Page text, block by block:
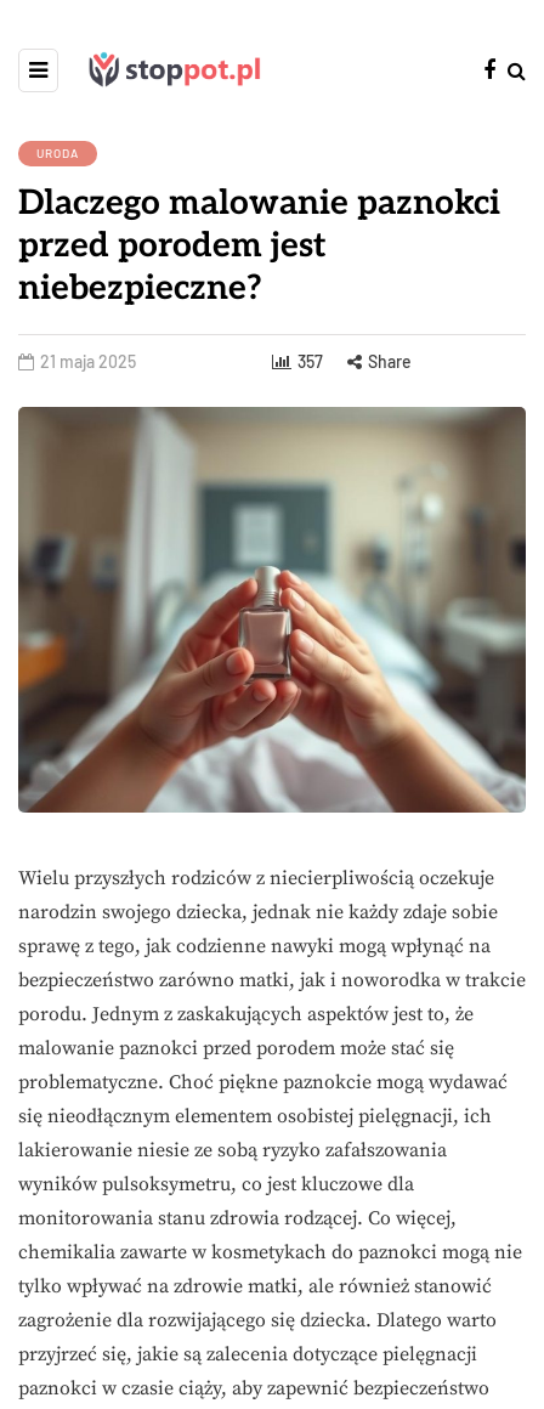
URODA
Dlaczego malowanie paznokci
przed porodem jest
niebezpieczne?
21 maja 2025 357 Share
Wielu przyszłych rodziców z niecierpliwością oczekuje
narodzin swojego dziecka, jednak nie każdy zdaje sobie
sprawę z tego, jak codzienne nawyki mogą wpłynąć na
bezpieczeństwo zarówno matki, jak i noworodka w trakcie
porodu. Jednym z zaskakujących aspektów jest to, że
malowanie paznokci przed porodem może stać się
problematyczne. Choć piękne paznokcie mogą wydawać
się nieodłącznym elementem osobistej pielęgnacji, ich
lakierowanie niesie ze sobą ryzyko zafałszowania
wyników pulsoksymetru, co jest kluczowe dla
monitorowania stanu zdrowia rodzącej. Co więcej,
chemikalia zawarte w kosmetykach do paznokci mogą nie
tylko wpływać na zdrowie matki, ale również stanowić
zagrożenie dla rozwijającego się dziecka. Dlatego warto
przyjrzeć się, jakie są zalecenia dotyczące pielęgnacji
paznokci w czasie ciąży, aby zapewnić bezpieczeństwo